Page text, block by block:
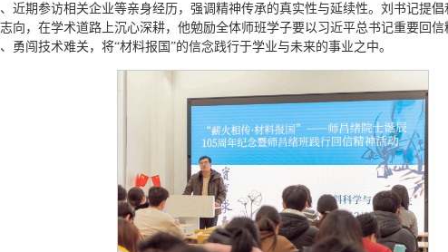
近期参访相关企业等亲身经历，强调精神传承的真实性与延续性。刘书记提
向，在学术道路上沉心深耕，他勉励全体师班学子要以习近平总书记重要回
勇闯技术难关，将“材料报国”的信念践行于学业与未来的事业之中。